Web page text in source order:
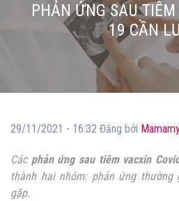
PHẢN ỨNG SAU
19 CẦN
29/11/2021 - 16:32 Đăng bởi
Các phản ứng sau tiêm vacxin
thành hai nhóm: phản ứng
gặp.